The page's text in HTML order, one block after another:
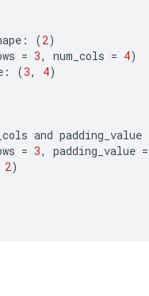
: (2)
= 3, num_cols = 4)
: (3, 4)
and padding_value
= 3, padding_value =
2)